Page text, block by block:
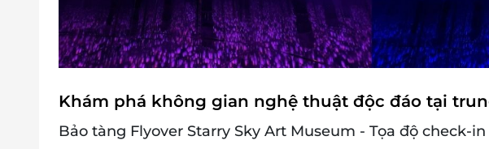
Khám phá không gian nghệ thuật độc đáo tại
Bảo tàng Flyover Starry Sky Art Museum - Tọa độ check-